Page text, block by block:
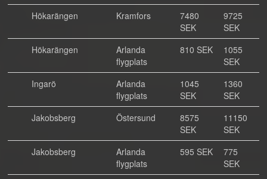
Hökarängen
Kramfors
7480
SEK
9725
SEK
Hökarängen
Arlanda
flygplats
810 SEK
1055
SEK
Ingarö
Arlanda
flygplats
1045
SEK
1360
SEK
Jakobsberg
Östersund
8575
SEK
11150
SEK
Jakobsberg
Arlanda
flygplats
595 SEK
775
SEK